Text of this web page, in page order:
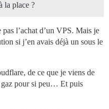
la place ?
pas l’achat d’un VPS. Mais je
si j’en avais déjà un sous le
de ce que je viens de
gaz pour si peu… Et puis